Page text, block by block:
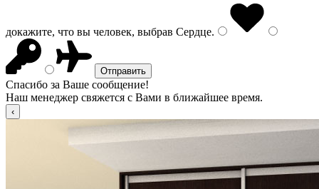
докажите, что вы человек, выбрав Сердце.
Спасибо за Ваше сообщение!
Наш менеджер свяжется с Вами в ближайшее время.